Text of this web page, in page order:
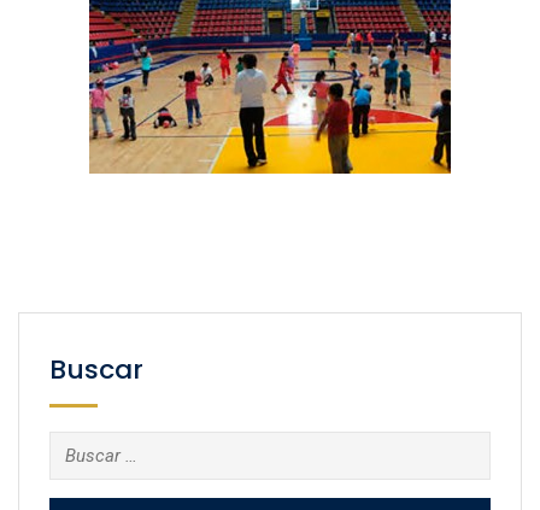
Buscar
Buscar: